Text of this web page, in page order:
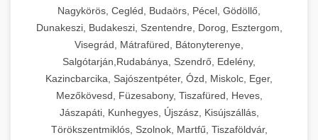
Nagykörös, Cegléd, Budaörs, Pécel, Gödöllő,
Dunakeszi, Budakeszi, Szentendre, Dorog, Esztergom,
Visegrád, Mátrafüred, Bátonyterenye,
Salgótarján,Rudabánya, Szendrő, Edelény,
Kazincbarcika, Sajószentpéter, Ózd, Miskolc, Eger,
Mezőkövesd, Füzesabony, Tiszafüred, Heves,
Jászapáti, Kunhegyes, Újszász, Kisújszállás,
Törökszentmiklós, Szolnok, Martfű, Tiszaföldvár,